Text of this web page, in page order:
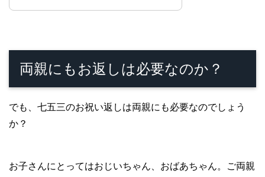
両親にもお返しは必要なのか？
でも、七五三のお祝い返しは両親にも必要なのでしょう
か？
お子さんにとってはおじいちゃん、おばあちゃん。ご両親